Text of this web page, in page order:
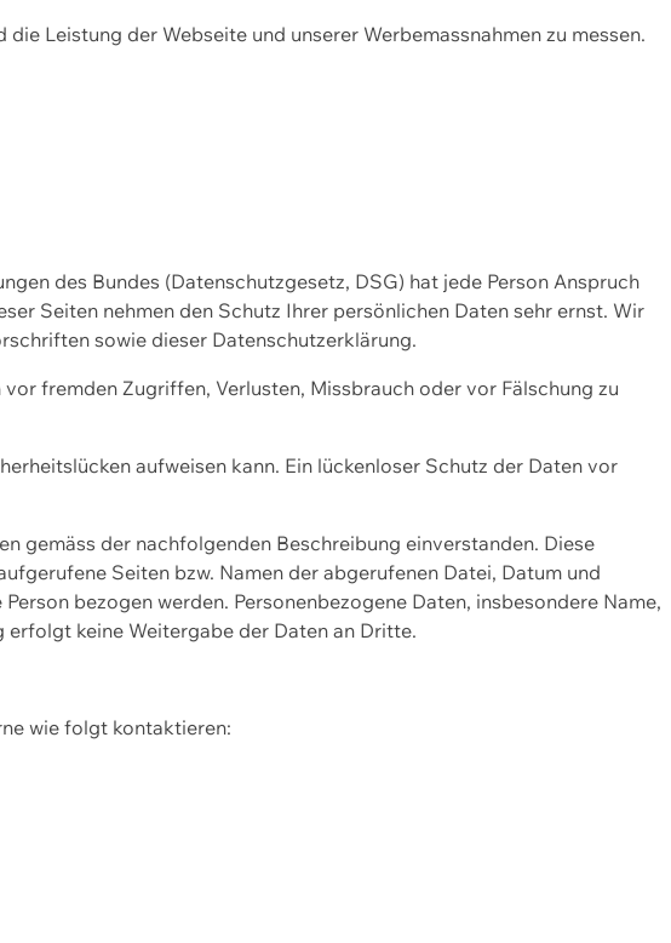
Leistung der Webseite und unserer Werbemassnahmen zu messen.
des Bundes (Datenschutzgesetz, DSG) hat jede Person Anspruch
Seiten nehmen den Schutz Ihrer persönlichen Daten sehr ernst. Wir
sowie dieser Datenschutzerklärung.
fremden Zugriffen, Verlusten, Missbrauch oder vor Fälschung zu
aufweisen kann. Ein lückenloser Schutz der Daten vor
gemäss der nachfolgenden Beschreibung einverstanden. Diese
Seiten bzw. Namen der abgerufenen Datei, Datum und
bezogen werden. Personenbezogene Daten, insbesondere Name,
keine Weitergabe der Daten an Dritte.
wie folgt kontaktieren: